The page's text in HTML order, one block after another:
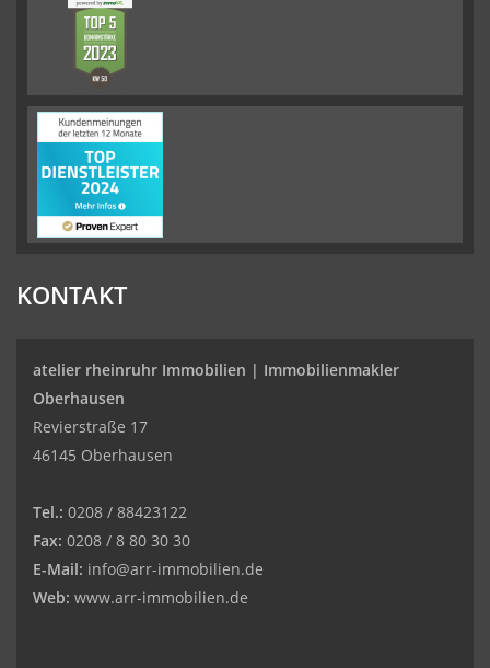
KONTAKT
atelier rheinruhr Immobilien | Immobilienmakler
Oberhausen
Revierstraße 17
46145 Oberhausen
Tel.: 0208 / 88423122
Fax: 0208 / 8 80 30 30
E-Mail: info@arr-immobilien.de
Web: www.arr-immobilien.de